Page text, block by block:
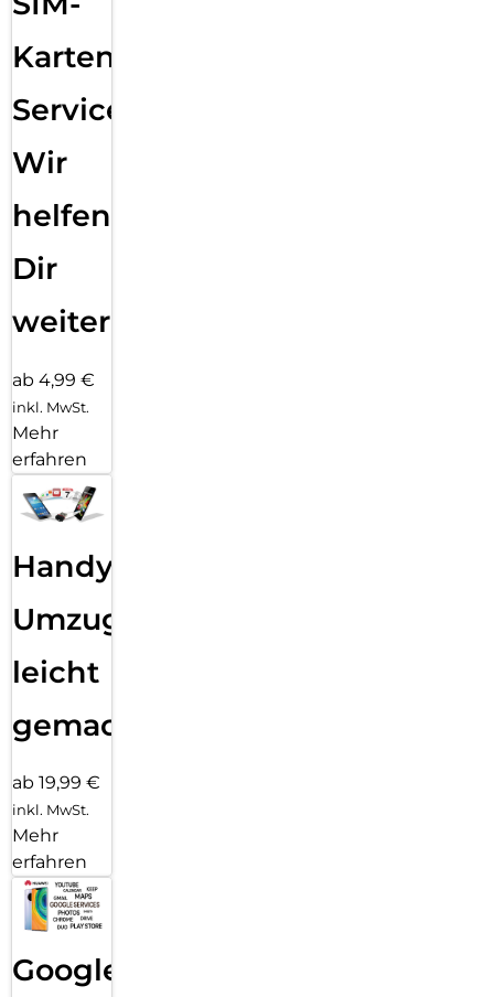
Karten
Service:
Wir
helfen
Dir
weiter
ab 4,99 €
inkl. MwSt.
Mehr
erfahren
Handy
Umzug
leicht
gemacht!
ab 19,99 €
inkl. MwSt.
Mehr
erfahren
Google